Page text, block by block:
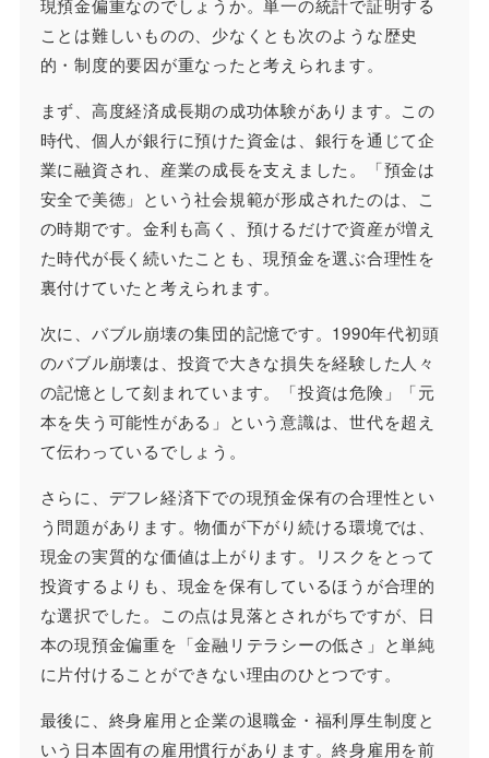
現預金偏重なのでしょうか。単一の統計で証明する
ことは難しいものの、少なくとも次のような歴史
的・制度的要因が重なったと考えられます。
まず、高度経済成長期の成功体験があります。この
時代、個人が銀行に預けた資金は、銀行を通じて企
業に融資され、産業の成長を支えました。「預金は
安全で美徳」という社会規範が形成されたのは、こ
の時期です。金利も高く、預けるだけで資産が増え
た時代が長く続いたことも、現預金を選ぶ合理性を
裏付けていたと考えられます。
次に、バブル崩壊の集団的記憶です。1990年代初頭
のバブル崩壊は、投資で大きな損失を経験した人々
の記憶として刻まれています。「投資は危険」「元
本を失う可能性がある」という意識は、世代を超え
て伝わっているでしょう。
さらに、デフレ経済下での現預金保有の合理性とい
う問題があります。物価が下がり続ける環境では、
現金の実質的な価値は上がります。リスクをとって
投資するよりも、現金を保有しているほうが合理的
な選択でした。この点は見落とされがちですが、日
本の現預金偏重を「金融リテラシーの低さ」と単純
に片付けることができない理由のひとつです。
最後に、終身雇用と企業の退職金・福利厚生制度と
いう日本固有の雇用慣行があります。終身雇用を前